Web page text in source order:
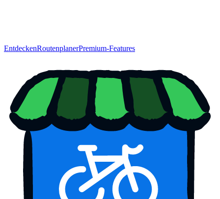
EntdeckenRoutenplanerPremium-Features